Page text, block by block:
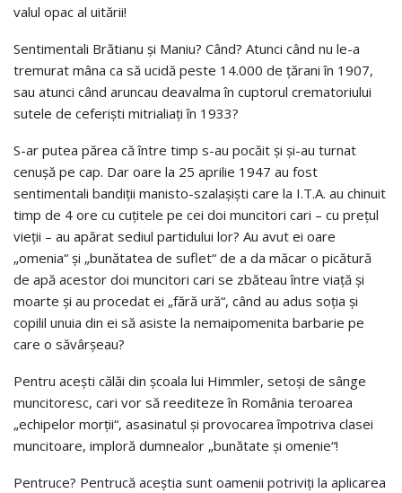
valul opac al uitării!
Sentimentali Brătianu și Maniu? Când? Atunci când nu le-a
tremurat mâna ca să ucidă peste 14.000 de țărani în 1907,
sau atunci când aruncau deavalma în cuptorul crematoriului
sutele de ceferiști mitrialiați în 1933?
S-ar putea părea că între timp s-au pocăit și și-au turnat
cenușă pe cap. Dar oare la 25 aprilie 1947 au fost
sentimentali bandiții manisto-szalașiști care la I.T.A. au chinuit
timp de 4 ore cu cuțitele pe cei doi muncitori cari – cu prețul
vieții – au apărat sediul partidului lor? Au avut ei oare
„omenia“ și „bunătatea de suflet“ de a da măcar o picătură
de apă acestor doi muncitori cari se zbăteau între viață și
moarte și au procedat ei „fără ură“, când au adus soția și
copilil unuia din ei să asiste la nemaipomenita barbarie pe
care o săvârșeau?
Pentru acești călăi din școala lui Himmler, setoși de sânge
muncitoresc, cari vor să reediteze în România teroarea
„echipelor morții“, asasinatul și provocarea împotriva clasei
muncitoare, imploră dumnealor „bunătate și omenie“!
Pentruce? Pentrucă aceștia sunt oamenii potriviți la aplicarea